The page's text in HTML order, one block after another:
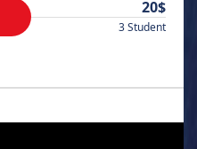
20$
3 Student